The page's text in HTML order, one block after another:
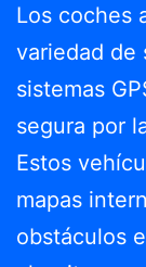
Los coches
variedad de
sistemas
segura por
Estos
mapas
obstáculos